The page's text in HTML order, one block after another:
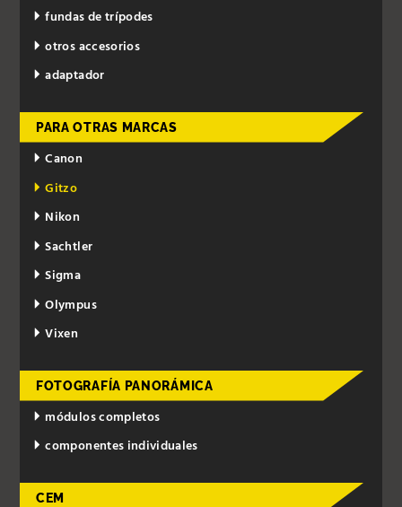
fundas de trípodes
otros accesorios
adaptador
PARA OTRAS MARCAS
Canon
Gitzo
Nikon
Sachtler
Sigma
Olympus
Vixen
FOTOGRAFÍA PANORÁMICA
módulos completos
componentes individuales
CEM